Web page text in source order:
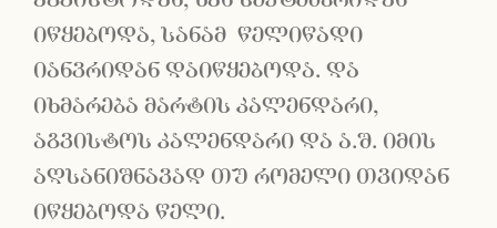
იწყებოდა, სანამ წელიწადი
იანვრიდან დაიწყებოდა. და
იხმარება მარტის კალენდარი,
აგვისტოს კალენდარი და ა.შ. იმის
აღსანიშნავად თუ რომელი თვიდან
იწყებოდა წელი.